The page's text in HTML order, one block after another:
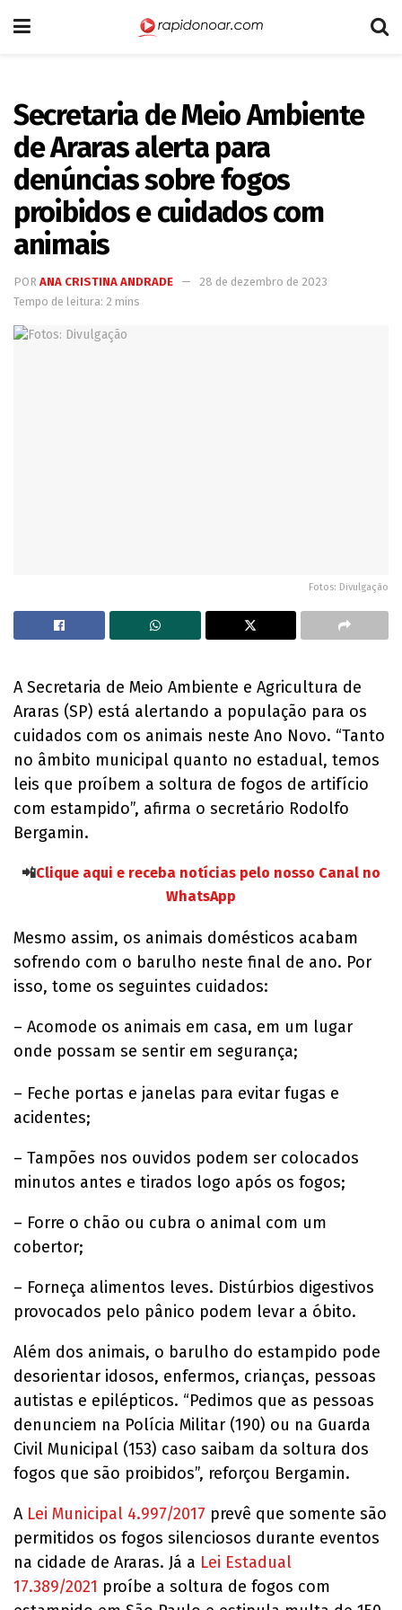
Secretaria de Meio Ambiente
de Araras alerta para
denúncias sobre fogos
proibidos e cuidados com
animais
POR ANA CRISTINA ANDRADE
28 de dezembro de 2023
Tempo de leitura: 2 mins
Fotos: Divulgação
A Secretaria de Meio Ambiente e Agricultura de
Araras (SP) está alertando a população para os
cuidados com os animais neste Ano Novo. “Tanto
no âmbito municipal quanto no estadual, temos
leis que proíbem a soltura de fogos de artifício
com estampido”, afirma o secretário Rodolfo
Bergamin.
📲Clique aqui e receba notícias pelo nosso Canal no
WhatsApp
Mesmo assim, os animais domésticos acabam
sofrendo com o barulho neste final de ano. Por
isso, tome os seguintes cuidados:
– Acomode os animais em casa, em um lugar
onde possam se sentir em segurança;
– Feche portas e janelas para evitar fugas e
acidentes;
– Tampões nos ouvidos podem ser colocados
minutos antes e tirados logo após os fogos;
– Forre o chão ou cubra o animal com um
cobertor;
– Forneça alimentos leves. Distúrbios digestivos
provocados pelo pânico podem levar a óbito.
Além dos animais, o barulho do estampido pode
desorientar idosos, enfermos, crianças, pessoas
autistas e epilépticos. “Pedimos que as pessoas
denunciem na Polícia Militar (190) ou na Guarda
Civil Municipal (153) caso saibam da soltura dos
fogos que são proibidos”, reforçou Bergamin.
A Lei Municipal 4.997/2017 prevê que somente são
permitidos os fogos silenciosos durante eventos
na cidade de Araras. Já a Lei Estadual
17.389/2021 proíbe a soltura de fogos com